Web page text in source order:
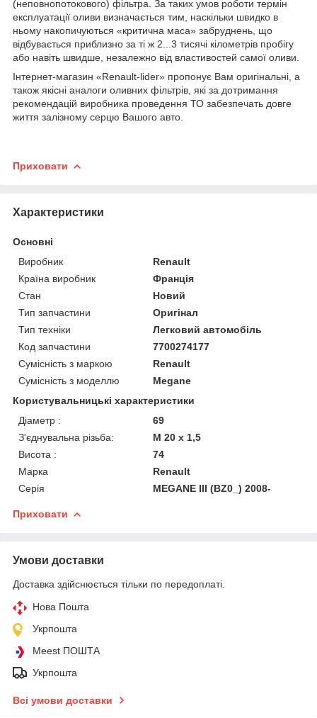
(неповнопотокового) фільтра. За таких умов роботи термін
експлуатації оливи визначається тим, наскільки швидко в
ньому накопичуються «критична маса» забруднень, що
відбувається приблизно за ті ж 2...3 тисячі кілометрів пробігу
або навіть швидше, незалежно від властивостей самої оливи.
Інтернет-магазин «Renault-lider» пропонує Вам оригінальні, а
також якісні аналоги оливних фільтрів, які за дотримання
рекомендацій виробника проведення ТО забезпечать довге
життя залізному серцю Вашого авто.
Приховати
Характеристики
Основні
Виробник
Renault
Країна виробник
Франція
Стан
Новий
Тип запчастини
Оригінал
Тип техніки
Легковий автомобіль
Код запчастини
7700274177
Сумісність з маркою
Renault
Сумісність з моделлю
Megane
Користувальницькі характеристики
Діаметр :
69
З'єднувальна різьба:
M 20 x 1,5
Висота :
74
Марка
Renault
Серія
MEGANE III (BZ0_) 2008-
Приховати
Умови доставки
Доставка здійснюється тільки по передоплаті.
Нова Пошта
Укрпошта
Meest ПОШТА
Укрпошта
Всі умови доставки